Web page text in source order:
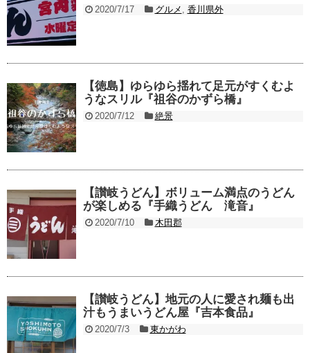
2020/7/17 グルメ 香川県外
【徳島】ゆらゆら揺れて足元がすくむよ
うなスリル『祖谷のかずら橋』
2020/7/12 絶景
【讃岐うどん】ボリューム満点のうどん
が楽しめる『手織うどん 滝音』
2020/7/10 木田郡
【讃岐うどん】地元の人に愛され麺も出
汁もうまいうどん屋『吉本食品』
2020/7/3 東かがわ